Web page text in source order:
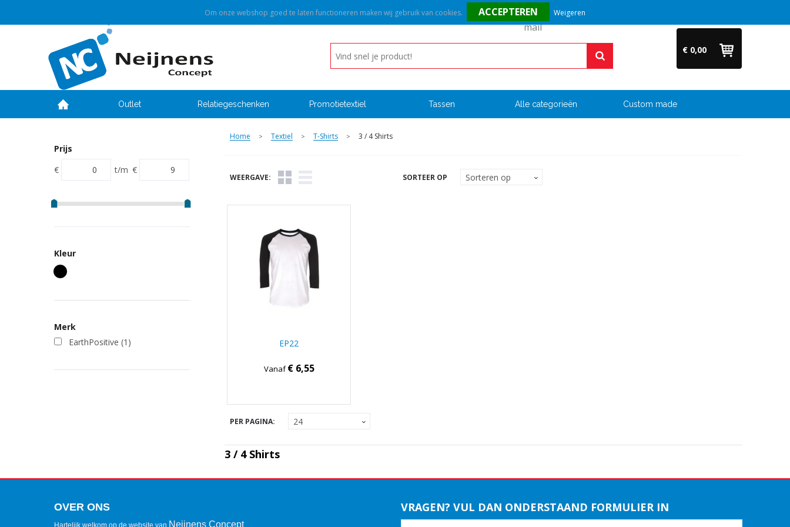
Vragen? Bel ons direct op +31 (0)6 54 33 52 04
€ 0,00
Outlet Relatiegeschenken Promotietextiel Tassen Alle categorieën Custom made
Prijs
€
t/m €
Kleur
Merk
EarthPositive (1)
Home > Textiel > T-Shirts > 3 / 4 Shirts
WEERGAVE: SORTEER OP
EP22
Vanaf€ 6,55
PER PAGINA:
3 / 4 Shirts
OVER ONS
Hartelijk welkom op de website van Neijnens Concept.
VRAGEN? VUL DAN ONDERSTAAND FORMULIER IN
Om onze webshop goed te laten functioneren maken wij gebruik van cookies. Weigeren